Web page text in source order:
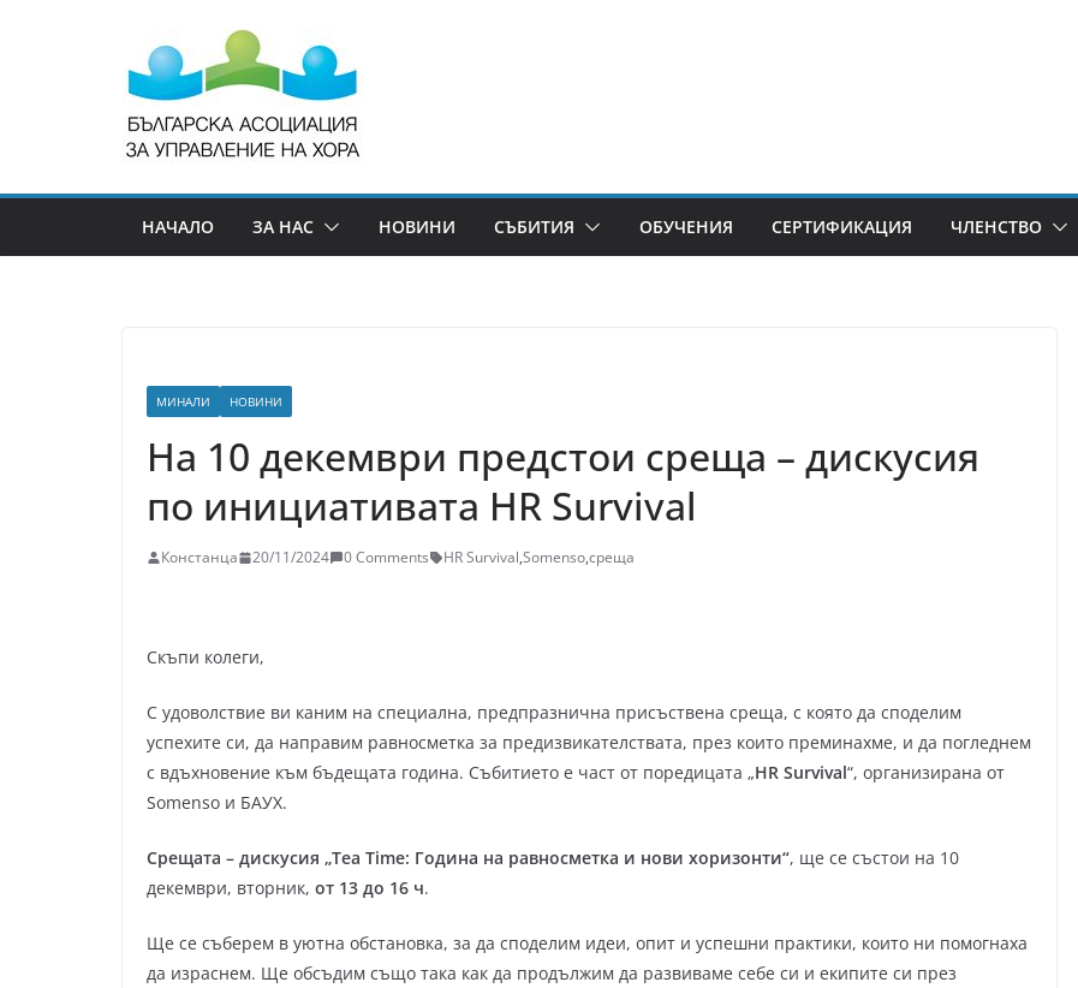
НАЧАЛО ЗА НАС НОВИНИ СЪБИТИЯ ОБУЧЕНИЯ СЕРТИФИКАЦИЯ ЧЛЕНСТВО
МИНАЛИ НОВИНИ
На 10 декември предстои среща – дискусия
по инициативата HR Survival
Констанца 20/11/2024 0 Comments HR Survival,Somenso,среща
Скъпи колеги,
С удоволствие ви каним на специална, предпразнична присъствена среща, с която да споделим
успехите си, да направим равносметка за предизвикателствата, през които преминахме, и да погледнем
с вдъхновение към бъдещата година. Събитието е част от поредицата „HR Survival“, организирана от
Somenso и БАУХ.
Срещата – дискусия „Tea Time: Година на равносметка и нови хоризонти“, ще се състои на 10
декември, вторник, от 13 до 16 ч.
Ще се съберем в уютна обстановка, за да споделим идеи, опит и успешни практики, които ни помогнаха
да израснем. Ще обсъдим също така как да продължим да развиваме себе си и екипите си през